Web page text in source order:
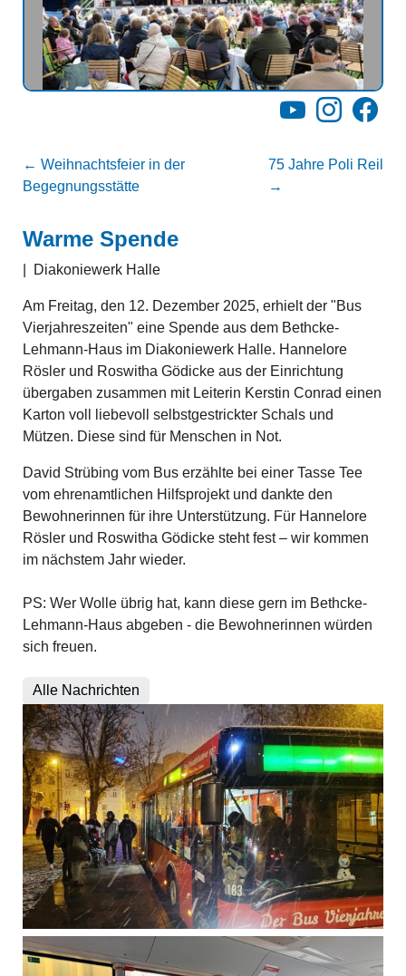
YouTubeInstagram
← Weihnachtsfeier in der
Begegnungsstätte
75 Jahre Poli Reil
→
Warme Spende
Diakoniewerk Halle
Am Freitag, den 12. Dezember 2025, erhielt der "Bus
Vierjahreszeiten" eine Spende aus dem Bethcke-
Lehmann-Haus im Diakoniewerk Halle. Hannelore
Rösler und Roswitha Gödicke aus der Einrichtung
übergaben zusammen mit Leiterin Kerstin Conrad einen
Karton voll liebevoll selbstgestrickter Schals und
Mützen. Diese sind für Menschen in Not.
David Strübing vom Bus erzählte bei einer Tasse Tee
vom ehrenamtlichen Hilfsprojekt und dankte den
Bewohnerinnen für ihre Unterstützung. Für Hannelore
Rösler und Roswitha Gödicke steht fest – wir kommen
im nächstem Jahr wieder.
PS: Wer Wolle übrig hat, kann diese gern im Bethcke-
Lehmann-Haus abgeben - die Bewohnerinnen würden
sich freuen.
Alle Nachrichten